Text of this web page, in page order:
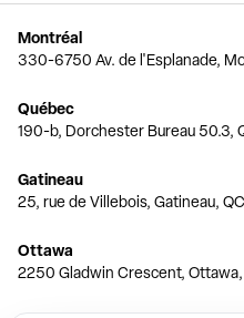
Montréal
330-6750 Av. de l'Esplanade,
Québec
190-b, Dorchester Bureau 50.3,
Gatineau
25, rue de Villebois, Gatineau,
Ottawa
2250 Gladwin Crescent, Ottawa,